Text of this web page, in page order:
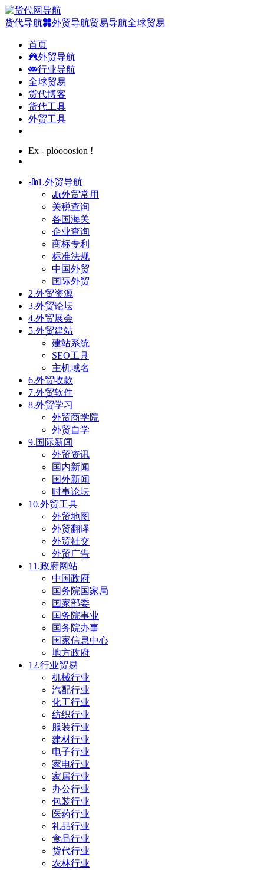
货代导航 外贸导航贸易导航全球贸易
首页
外贸导航
行业导航
全球贸易
货代博客
货代工具
外贸工具
Ex - ploooosion !
1.外贸导航
外贸常用
关税查询
各国海关
企业查询
商标专利
标准法规
中国外贸
国际外贸
2.外贸资源
3.外贸论坛
4.外贸展会
5.外贸建站
建站系统
SEO工具
主机域名
6.外贸收款
7.外贸软件
8.外贸学习
外贸商学院
外贸自学
9.国际新闻
外贸资讯
国内新闻
国外新闻
时事论坛
10.外贸工具
外贸地图
外贸翻译
外贸社交
外贸广告
11.政府网站
中国政府
国务院国家局
国家部委
国务院事业
国务院办事
国家信息中心
地方政府
12.行业贸易
机械行业
汽配行业
化工行业
纺织行业
服装行业
建材行业
电子行业
家电行业
家居行业
办公行业
包装行业
医药行业
礼品行业
食品行业
货代行业
农林行业